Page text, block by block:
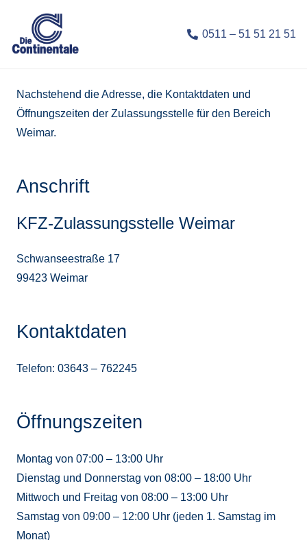
0511 – 51 51 21 51
Nachstehend die Adresse, die Kontaktdaten und
Öffnungszeiten der Zulassungsstelle für den Bereich
Weimar.
Anschrift
KFZ-Zulassungsstelle Weimar
Schwanseestraße 17
99423 Weimar
Kontaktdaten
Telefon: 03643 – 762245
Öffnungszeiten
Montag von 07:00 – 13:00 Uhr
Dienstag und Donnerstag von 08:00 – 18:00 Uhr
Mittwoch und Freitag von 08:00 – 13:00 Uhr
Samstag von 09:00 – 12:00 Uhr (jeden 1. Samstag im
Monat)